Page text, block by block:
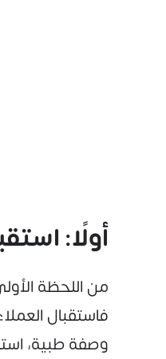
أولًا:
من اللحظة
فاستقبال
وصفة طبية،